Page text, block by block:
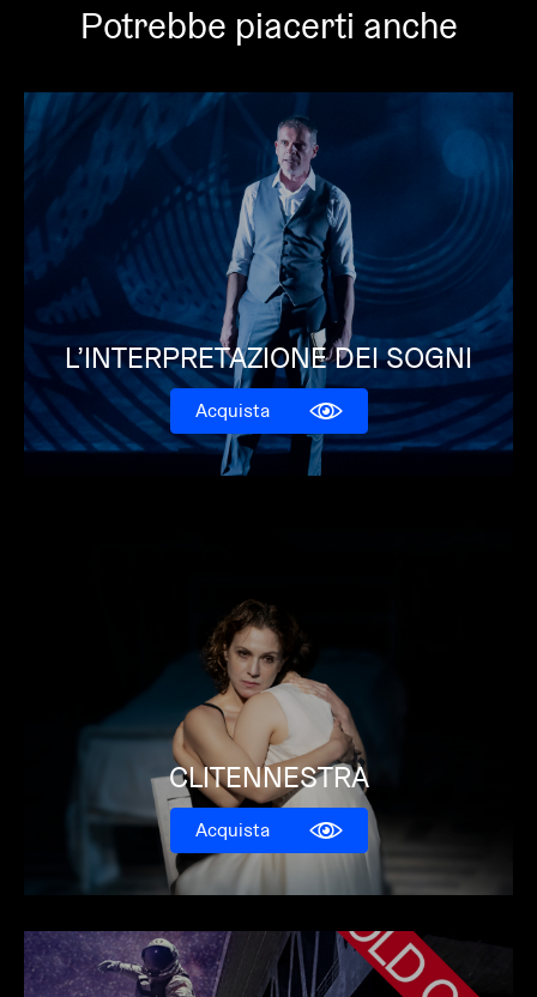
Potrebbe piacerti anche
L’INTERPRETAZIONE DEI SOGNI
Acquista
CLITENNESTRA
Acquista